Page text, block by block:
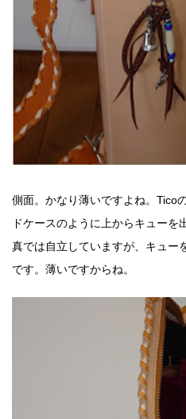
側面。かなり薄いですよね。Tico
ドケースのように上からキュー
真では自立していますが、キュー
です。薄いですからね。